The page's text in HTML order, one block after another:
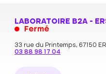
LABORATOIRE B2A -
Fermé
33 rue du Printemps, 67150
03 88 98 17 04